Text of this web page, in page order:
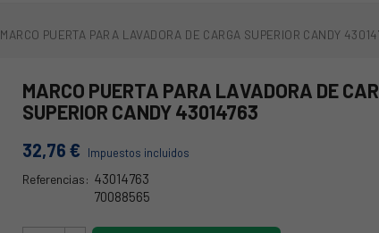
MARCO PUERTA PARA LAVADORA DE CARGA SUPERIOR CANDY
MARCO PUERTA PARA LAVADORA DE
SUPERIOR CANDY 43014763
32,76 € Impuestos incluidos
Referencias: 43014763
70088565